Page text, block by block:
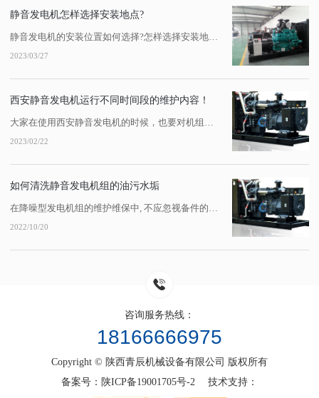
静音发电机怎样选择安装地点?
2023/03/27
西安静音发电机运行不同时间段的维护内容！
2023/02/22
如何清洗静音发电机组的油污水垢
2022/10/20
咨询服务热线：
18166666975
Copyright © 陕西青辰机械设备有限公司 版权所有
备案号： 陕ICP备19001705号-2 技术支持：